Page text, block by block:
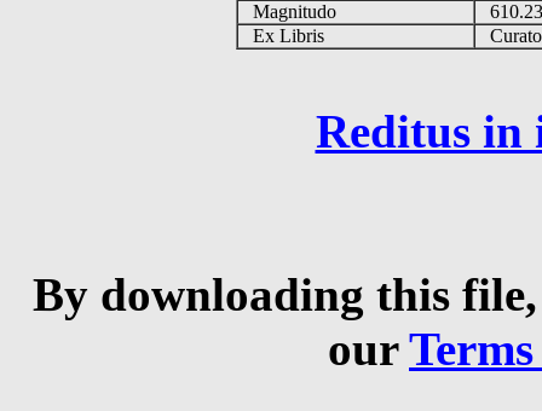
Magnitudo
Ex Libris
Reditus in
By downloading this
our